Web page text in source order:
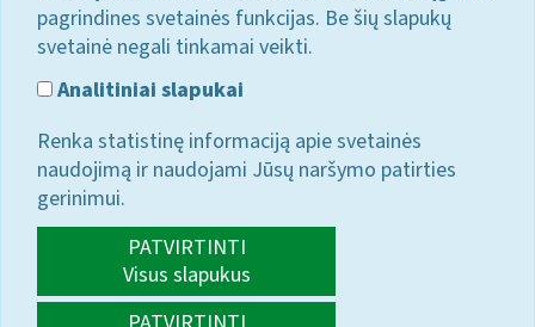
pagrindines svetainės funkcijas. Be šių slapukų
svetainė negali tinkamai veikti.
Analitiniai slapukai
Renka statistinę informaciją apie svetainės
naudojimą ir naudojami Jūsų naršymo patirties
gerinimui.
PATVIRTINTI
Visus slapukus